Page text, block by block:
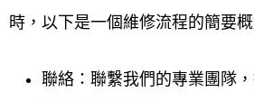
時，以下是一個維修流程的簡要概
聯絡：聯繫我們的專業團隊